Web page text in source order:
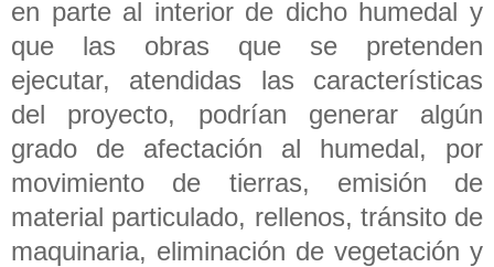
en parte al interior de dicho humedal y
que las obras que se pretenden
ejecutar, atendidas las características
del proyecto, podrían generar algún
grado de afectación al humedal, por
movimiento de tierras, emisión de
material particulado, rellenos, tránsito de
maquinaria, eliminación de vegetación y